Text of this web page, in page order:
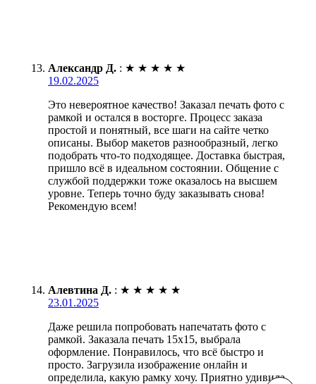
Александр Д. : ★ ★ ★ ★ ★
19.02.2025
Это невероятное качество! Заказал печать фото с
рамкой и остался в восторге. Процесс заказа
простой и понятный, все шаги на сайте четко
описаны. Выбор макетов разнообразный, легко
подобрать что-то подходящее. Доставка быстрая,
пришло всё в идеальном состоянии. Общение с
службой поддержки тоже оказалось на высшем
уровне. Теперь точно буду заказывать снова!
Рекомендую всем!
Алевтина Д. : ★ ★ ★ ★ ★
23.01.2025
Даже решила попробовать напечатать фото с
рамкой. Заказала печать 15х15, выбрала
оформление. Понравилось, что всё быстро и
просто. Загрузила изображение онлайн и
определила, какую рамку хочу. Приятно удивила